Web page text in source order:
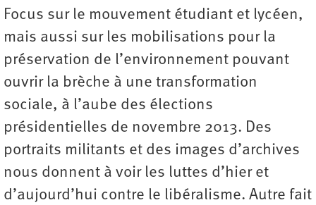
Focus sur le mouvement étudiant et lycéen,
mais aussi sur les mobilisations pour la
préservation de l’environnement pouvant
ouvrir la brèche à une transformation
sociale, à l’aube des élections
présidentielles de novembre 2013. Des
portraits militants et des images d’archives
nous donnent à voir les luttes d’hier et
d’aujourd’hui contre le libéralisme. Autre fait